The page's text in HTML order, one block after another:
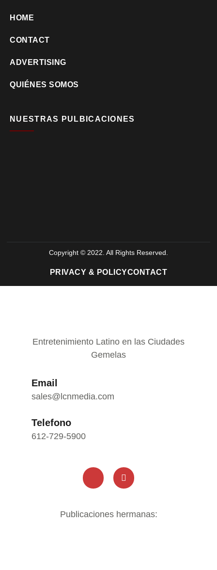
HOME
CONTACT
ADVERTISING
QUIÉNES SOMOS
NUESTRAS PULBICACIONES
Copyright © 2022. All Rights Reserved.
PRIVACY & POLICYCONTACT
Entretenimiento Latino en las Ciudades
Gemelas
Email
sales@lcnmedia.com
Telefono
612-729-5900
Publicaciones hermanas: